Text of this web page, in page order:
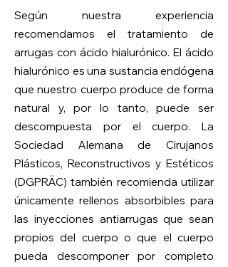
Según nuestra experiencia
recomendamos el tratamiento de
arrugas con ácido hialurónico. El ácido
hialurónico es una sustancia endógena
que nuestro cuerpo produce de forma
natural y, por lo tanto, puede ser
descompuesta por el cuerpo. La
Sociedad Alemana de Cirujanos
Plásticos, Reconstructivos y Estéticos
(DGPRÄC) también recomienda utilizar
únicamente rellenos absorbibles para
las inyecciones antiarrugas que sean
propios del cuerpo o que el cuerpo
pueda descomponer por completo